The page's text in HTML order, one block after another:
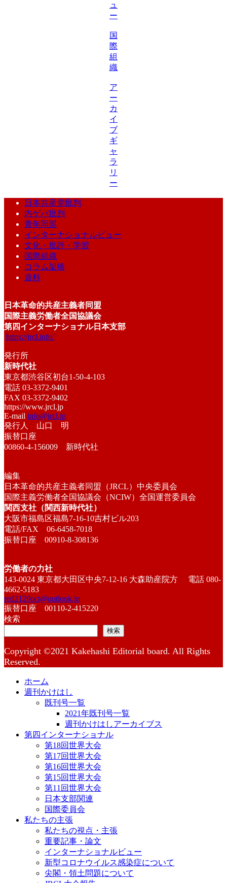
ュ
ー
国
際
組
織
ア
ー
カ
イ
ブ
ギ
ャ
ラ
リ
ー
日本共産党批判
内ゲバ批判
青年同盟
インターナショナルビュー
文化・批評・学習
国際組織
コラム架橋
資料
日本革命的共産主義者同盟
国際主義労働者全国協議会
第四インターナショナル日本支部
https://jrcl.info/
発行所
新時代社
東京都渋谷区初台1-50-4-103
電話 03-3372-9401
FAX 03-3372-9402
https://www.jrcl.jp
E-mail info@jrcl.jp
発行人 山口 明
振替口座
00860-4-156009 新時代社
編集
日本革命的共産主義者同盟（JRCL）中央委員会
国際主義労働者全国協議会（NCIW）全国運営委員会
関西支社（関西新時代社）
大阪市福島区福島7-16-10吉村ビル203
電話/FAX 06-6458-7018
振替口座 00910-8-308136
労働者の力社
143-0024 東京都大田区中央7-12-16 大森助産院方 電話 080-
4662-5183
red2129oct@outlook.jp
振替口座 00110-2-415220
検索
検索
Copyright ©2021 Kakehashi Editorial board. All Rights
Reserved.
ホーム
週刊かけはし
既刊号一覧
2021年既刊号一覧
週刊かけはしアーカイブス
第四インターナショナル
第18回世界大会
第17回世界大会
第16回世界大会
第15回世界大会
第11回世界大会
日本支部関連
国際委員会
私たちの主張
私たちの視点・主張
重要記事・論文
インターナショナルビュー
新型コロナウイルス感染症について
尖閣・領土問題について